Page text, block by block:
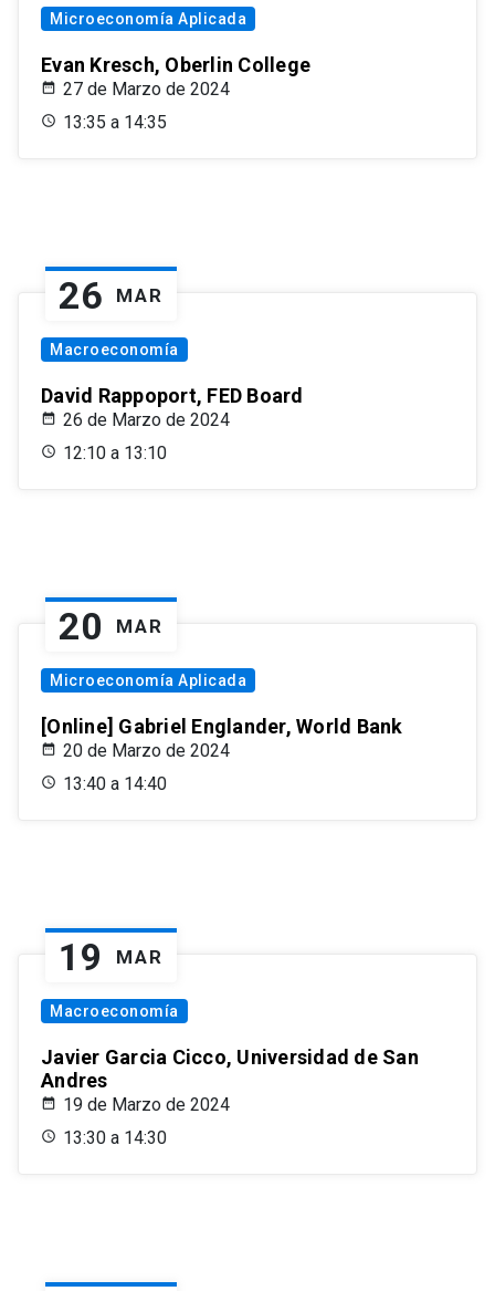
Microeconomía Aplicada
Evan Kresch, Oberlin College
27 de Marzo de 2024
13:35 a 14:35
26 MAR
Macroeconomía
David Rappoport, FED Board
26 de Marzo de 2024
12:10 a 13:10
20 MAR
Microeconomía Aplicada
[Online] Gabriel Englander, World Bank
20 de Marzo de 2024
13:40 a 14:40
19 MAR
Macroeconomía
Javier Garcia Cicco, Universidad de San
Andres
19 de Marzo de 2024
13:30 a 14:30